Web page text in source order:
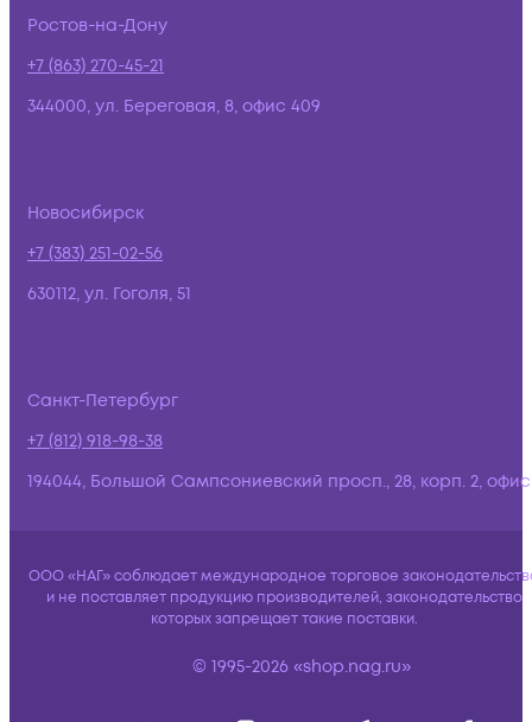
Ростов-на-Дону
+7 (863) 270-45-21
344000, ул. Береговая, 8, офис 409
Новосибирск
+7 (383) 251-02-56
630112, ул. Гоголя, 51
Санкт-Петербург
+7 (812) 918-98-38
194044, Большой Сампсониевский просп., 28, корп. 2,
ООО «НАГ» соблюдает международное торговое
и не поставляет продукцию производителей, законодательство
которых запрещает такие поставки.
© 1995-2026 «shop.nag.ru»